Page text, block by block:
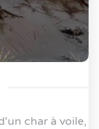
char à voile,